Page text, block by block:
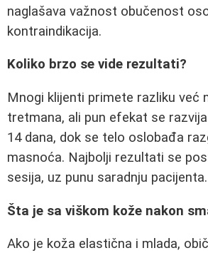
naglašava važnost obučenost
kontraindikacija.
Koliko brzo se vide rezultati?
Mnogi klijenti primete razliku već
tretmana, ali pun efekat se
14 dana, dok se telo oslobađa
masnoća. Najbolji rezultati se
sesija, uz punu saradnju pacijenta.
Šta je sa viškom kože nakon
Ako je koža elastična i mlada,